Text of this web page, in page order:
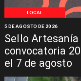
LOCAL
Sello Artesanía
convocatoria
el 7 de agosto
5 DE AGOSTO DE 2026